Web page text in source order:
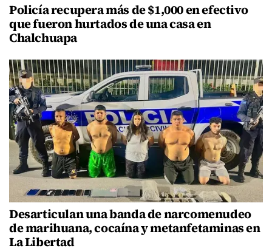
Policía recupera más de $1,000 en efectivo
que fueron hurtados de una casa en
Chalchuapa
Desarticulan una banda de narcomenudeo
de marihuana, cocaína y metanfetaminas en
La Libertad